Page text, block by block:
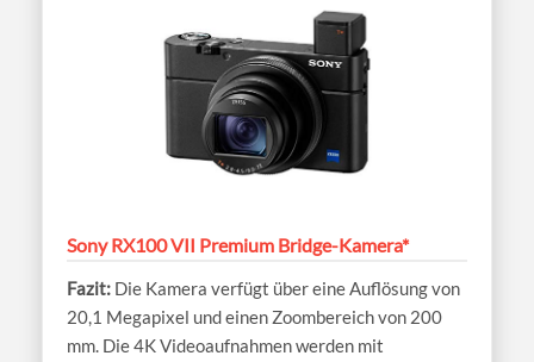
Sony RX100 VII Premium Bridge-Kamera*
Die Kamera verfügt über eine Auflösung von
20,1 Megapixel und einen Zoombereich von 200
mm. Die 4K Videoaufnahmen werden mit